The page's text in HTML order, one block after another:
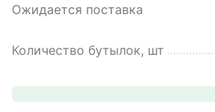
Ожидается поставка
Количество бутылок, шт